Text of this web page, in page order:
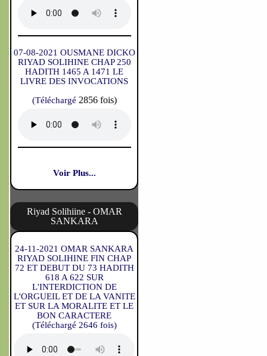
07-08-2021 OUSMANE DICKO
RIYAD SOLIHINE CHAP 250
HADITH 1465 A 1471 LE
LIVRE DES INVOCATIONS
(Téléchargé 2856 fois)
Voir Plus...
Riyad Solihiine - OMAR
SANKARA
24-11-2021 OMAR SANKARA
RIYAD SOLIHINE FIN CHAP
72 ET DEBUT DU 73 HADITH
618 A 622 SUR
L'INTERDICTION DE
L'ORGUEIL ET DE LA VANITE
ET SUR LA MORALITE ET LE
BON CARACTERE
(Téléchargé 2646 fois)